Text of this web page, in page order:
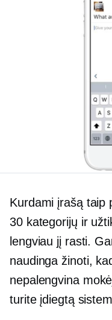
Kurdami įrašą taip
30 kategorijų ir
lengviau jį rasti.
naudinga žinoti,
nepalengvina
turite įdiegtą